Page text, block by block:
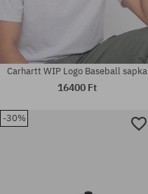
Carhartt WIP Logo Baseball sapka
16400 Ft
-30%